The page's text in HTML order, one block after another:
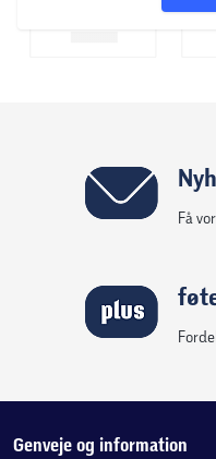
Få
Genveje og information